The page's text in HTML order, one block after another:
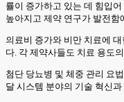
률이 증가하고 있는 데 힘입
높아지고 제약 연구가 발전
의료비 증가와 비만 치료에
다. 각 제약사들도 치료 용도
첨단 당뇨병 및 체중 관리 요
달 시스템 분야의 기술 혁신